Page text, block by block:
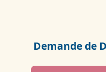
Demande de